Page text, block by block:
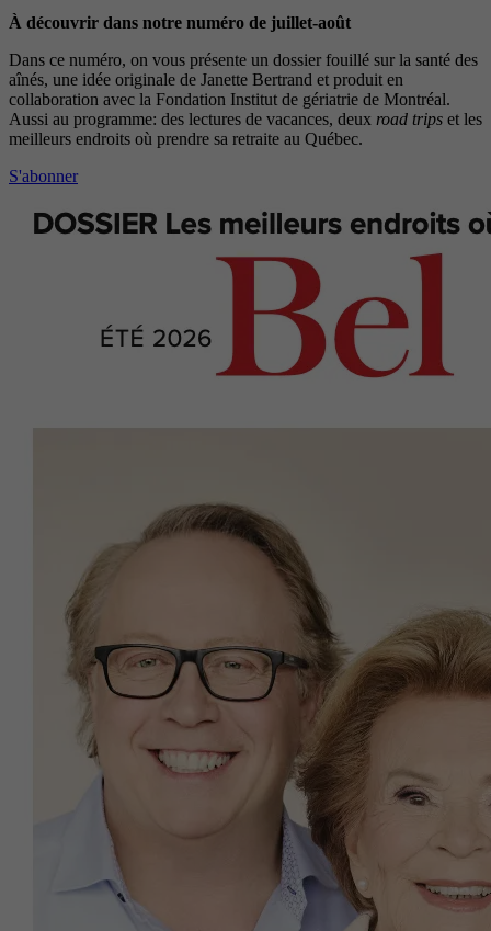
À découvrir dans notre numéro de juillet-août
Dans ce numéro, on vous présente un dossier fouillé sur la santé des
aînés, une idée originale de Janette Bertrand et produit en
collaboration avec la Fondation Institut de gériatrie de Montréal.
Aussi au programme: des lectures de vacances, deux road trips et les
meilleurs endroits où prendre sa retraite au Québec.
S'abonner